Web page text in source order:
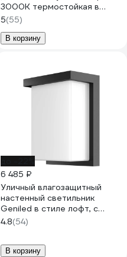
3000К термостойкая в
силиконе 24v 03572
5(55)
В корзину
6 485 ₽
Уличный влагозащитный
настенный светильник
Geniled в стиле лофт, с
датчиком движения для
дома от сети 220 В, IP66,
цветовой температуры
4.8(54)
В корзину